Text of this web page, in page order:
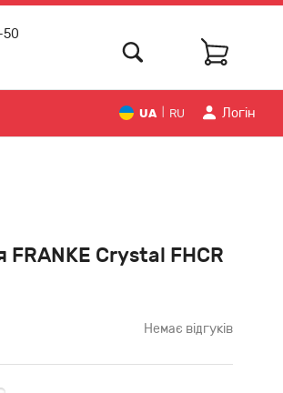
50
UA RU Логiн
Crystal FHCR
Немає відгуків